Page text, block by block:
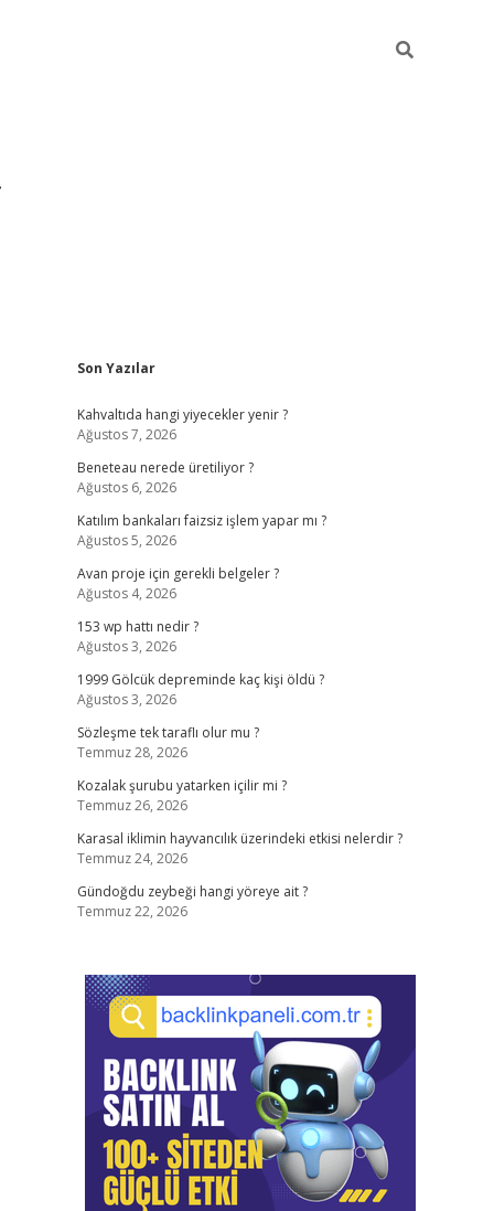
Sidebar
Son Yazılar
Kahvaltıda hangi yiyecekler yenir ?
Ağustos 7, 2026
Beneteau nerede üretiliyor ?
Ağustos 6, 2026
Katılım bankaları faizsiz işlem yapar mı ?
Ağustos 5, 2026
Avan proje için gerekli belgeler ?
Ağustos 4, 2026
153 wp hattı nedir ?
Ağustos 3, 2026
1999 Gölcük depreminde kaç kişi öldü ?
Ağustos 3, 2026
Sözleşme tek taraflı olur mu ?
Temmuz 28, 2026
Kozalak şurubu yatarken içilir mi ?
Temmuz 26, 2026
Karasal iklimin hayvancılık üzerindeki etkisi nelerdir ?
Temmuz 24, 2026
Gündoğdu zeybeği hangi yöreye ait ?
Temmuz 22, 2026
https://hiltonbet-giris.com/